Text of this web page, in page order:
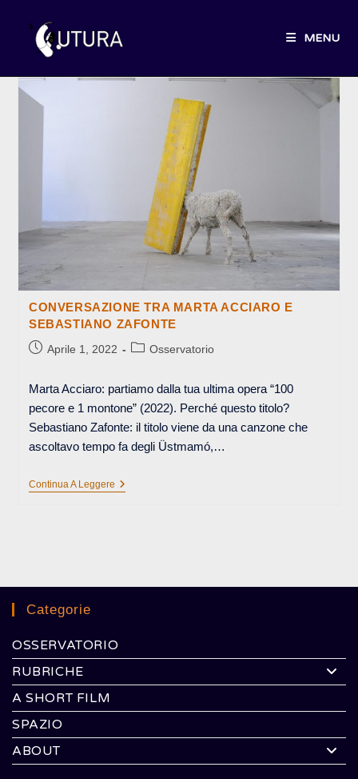
contenuto
MENU
CONVERSAZIONE TRA MARTA ACCIARO E
SEBASTIANO ZAFONTE
ArticoloAprile 1, 2022
Categoria
Osservatorio
Marta Acciaro: partiamo dalla tua ultima opera “100
pecore e 1 montone” (2022). Perché questo titolo?
Sebastiano Zafonte: il titolo viene da una canzone che
ascoltavo tempo fa degli Üstmamó,…
Continua A LeggereCONVERSAZIONE
Categorie
OSSERVATORIO
RUBRICHE
A SHORT FILM
SPAZIO
ABOUT